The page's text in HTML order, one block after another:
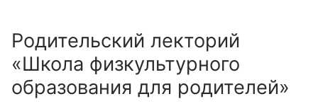
Родительский лекторий
«Школа физкультурного
образования для родителей»